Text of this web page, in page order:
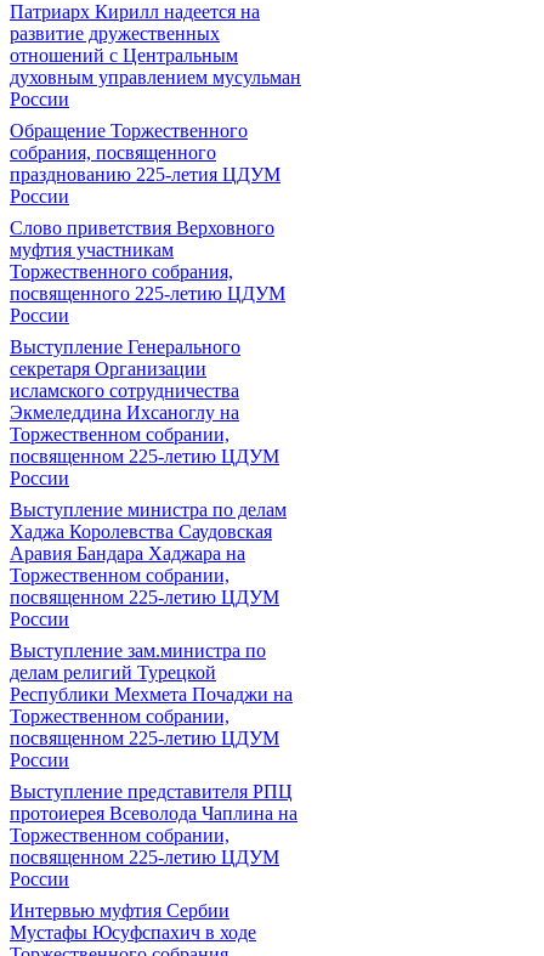
Патриарх Кирилл надеется на
развитие дружественных
отношений с Центральным
духовным управлением мусульман
России
Обращение Торжественного
собрания, посвященного
празднованию 225-летия ЦДУМ
России
Слово приветствия Верховного
муфтия участникам
Торжественного собрания,
посвященного 225-летию ЦДУМ
России
Выступление Генерального
секретаря Организации
исламского сотрудничества
Экмеледдина Ихсаноглу на
Торжественном собрании,
посвященном 225-летию ЦДУМ
России
Выступление министра по делам
Хаджа Королевства Саудовская
Аравия Бандара Хаджара на
Торжественном собрании,
посвященном 225-летию ЦДУМ
России
Выступление зам.министра по
делам религий Турецкой
Республики Мехмета Почаджи на
Торжественном собрании,
посвященном 225-летию ЦДУМ
России
Выступление представителя РПЦ
протоиерея Всеволода Чаплина на
Торжественном собрании,
посвященном 225-летию ЦДУМ
России
Интервью муфтия Сербии
Мустафы Юсуфспахич в ходе